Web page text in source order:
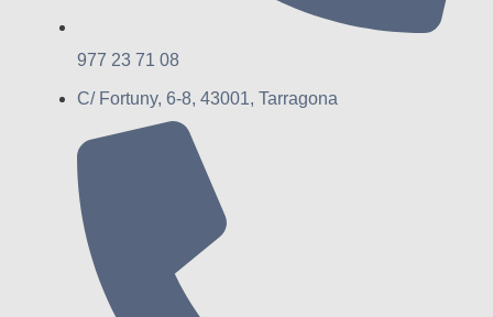
977 23 71 08
C/ Fortuny, 6-8, 43001, Tarragona